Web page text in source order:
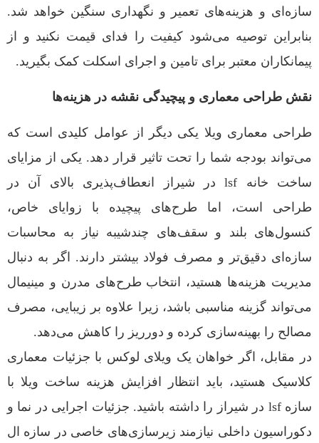
سازه‌ای و هزینه‌های تعمیر و نگهداری سنگین خواهد شد.
بنابراین توصیه می‌شود کیفیت را فدای قیمت نکنید و از
پیمانکاران معتبر برای تامین و اجرای اسکلت کمک بگیرید.
نقش طراحی معماری و پیچیدگی نقشه در هزینه‌ها
طراحی معماری ویلا یکی دیگر از عوامل کلیدی است که
می‌تواند بودجه شما را تحت تاثیر قرار دهد. یکی از مزایای
ساخت خانه lsf در شیراز انعطاف‌پذیری بالای آن در
طراحی است، اما طرح‌های پیچیده با زوایای خاص،
کنسول‌های بلند و سقف‌های چند‌شیبه نیاز به محاسبات
سازه‌ای دقیق‌تر و مصرف فولاد بیشتر دارند. اگر به دنبال
مدیریت هزینه‌ها هستید، انتخاب طرح‌های مدرن و مینیمال
می‌تواند گزینه مناسبی باشد، زیرا علاوه بر زیبایی، مصرف
مصالح را بهینه‌سازی کرده و دورریز را کاهش می‌دهد.
در مقابل، اگر خواهان یک ویلای لوکس با جزئیات معماری
کلاسیک هستید، باید انتظار افزایش هزینه ساخت ویلا با
سازه lsf در شیراز را داشته باشید. جزئیات اجرایی در نما و
دکوراسیون داخلی نیازمند زیرسازی‌های خاصی در سازه ال